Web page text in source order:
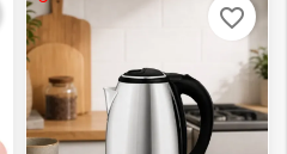
favorite_border